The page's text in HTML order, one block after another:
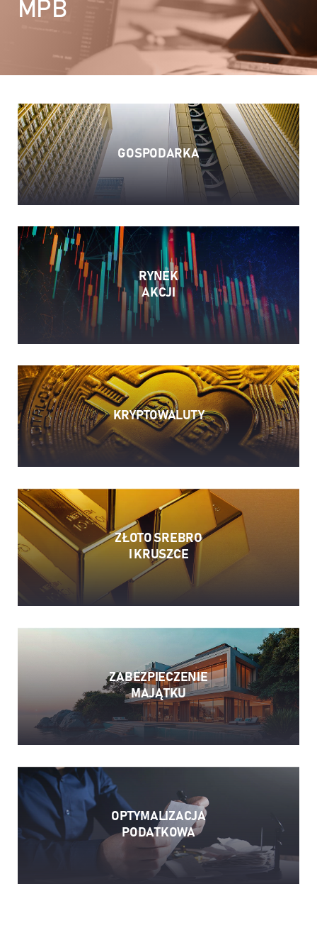
MPB
GOSPODARKA
RYNEK
AKCJI
KRYPTOWALUTY
ZŁOTO SREBRO
I KRUSZCE
ZABEZPIECZENIE
MAJĄTKU
OPTYMALIZACJA
PODATKOWA